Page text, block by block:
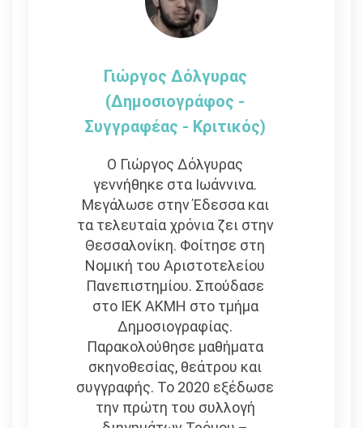
Γιώργος Δόλγυρας
(Δημοσιογράφος -
Συγγραφέας - Kριτικός)
Ο Γιώργος Δόλγυρας
γεννήθηκε στα Ιωάννινα.
Μεγάλωσε στην Έδεσσα και
τα τελευταία χρόνια ζει στην
Θεσσαλονίκη. Φοίτησε στη
Νομική του Αριστοτελείου
Πανεπιστημίου. Σπούδασε
στο ΙΕΚ ΑΚΜΗ στο τμήμα
Δημοσιογραφίας.
Παρακολούθησε μαθήματα
σκηνοθεσίας, θεάτρου και
συγγραφής. Το 2020 εξέδωσε
την πρώτη του συλλογή